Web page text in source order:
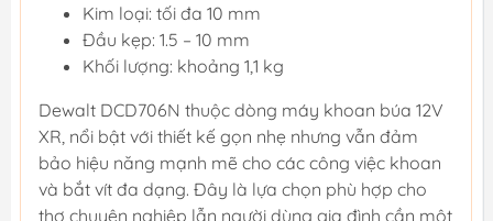
Kim loại: tối đa 10 mm
Đầu kẹp: 1.5 – 10 mm
Khối lượng: khoảng 1,1 kg
Dewalt DCD706N thuộc dòng máy khoan búa 12V
XR, nổi bật với thiết kế gọn nhẹ nhưng vẫn đảm
bảo hiệu năng mạnh mẽ cho các công việc khoan
và bắt vít đa dạng. Đây là lựa chọn phù hợp cho
thợ chuyên nghiệp lẫn người dùng gia đình cần một